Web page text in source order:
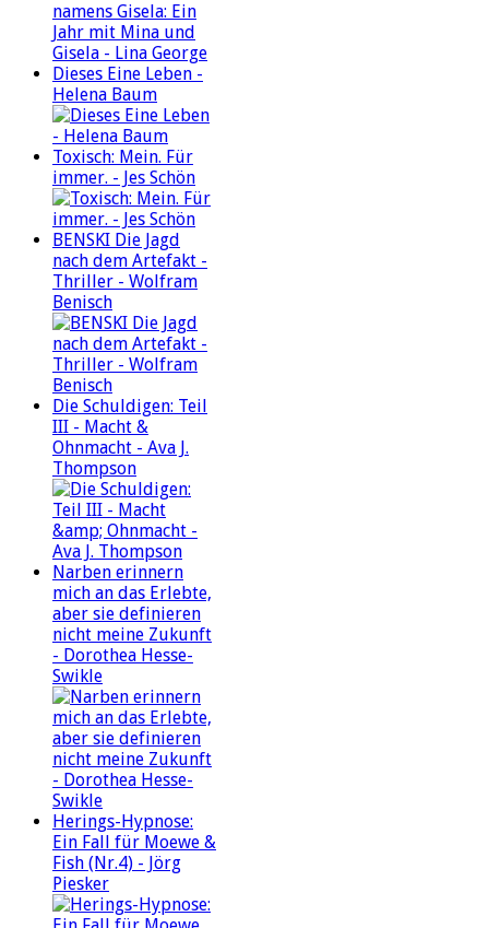
Dieses Eine Leben -
Helena Baum
Toxisch: Mein. Für
immer. - Jes Schön
BENSKI Die Jagd
nach dem Artefakt -
Thriller - Wolfram
Benisch
Die Schuldigen: Teil
III - Macht &
Ohnmacht - Ava J.
Thompson
Narben erinnern
mich an das Erlebte,
aber sie definieren
nicht meine Zukunft
- Dorothea Hesse-
Swikle
Herings-Hypnose:
Ein Fall für Moewe &
Fish (Nr.4) - Jörg
Piesker